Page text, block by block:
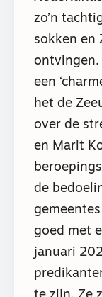
zo’n
sokken en
ontvingen.
een
het de
over de
en Marit
de
goed met
januari